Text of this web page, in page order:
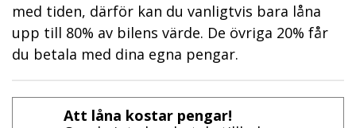
med tiden, därför kan du vanligtvis bara låna
upp till 80% av bilens värde. De övriga 20% får
du betala med dina egna pengar.
Att låna kostar pengar!